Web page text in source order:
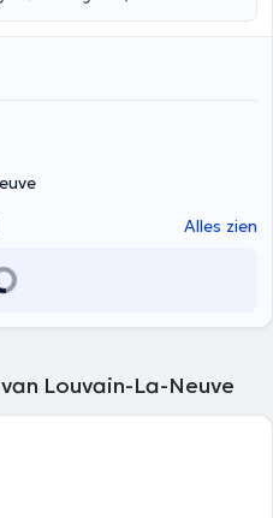
Alles zien
Louvain-La-Neuve